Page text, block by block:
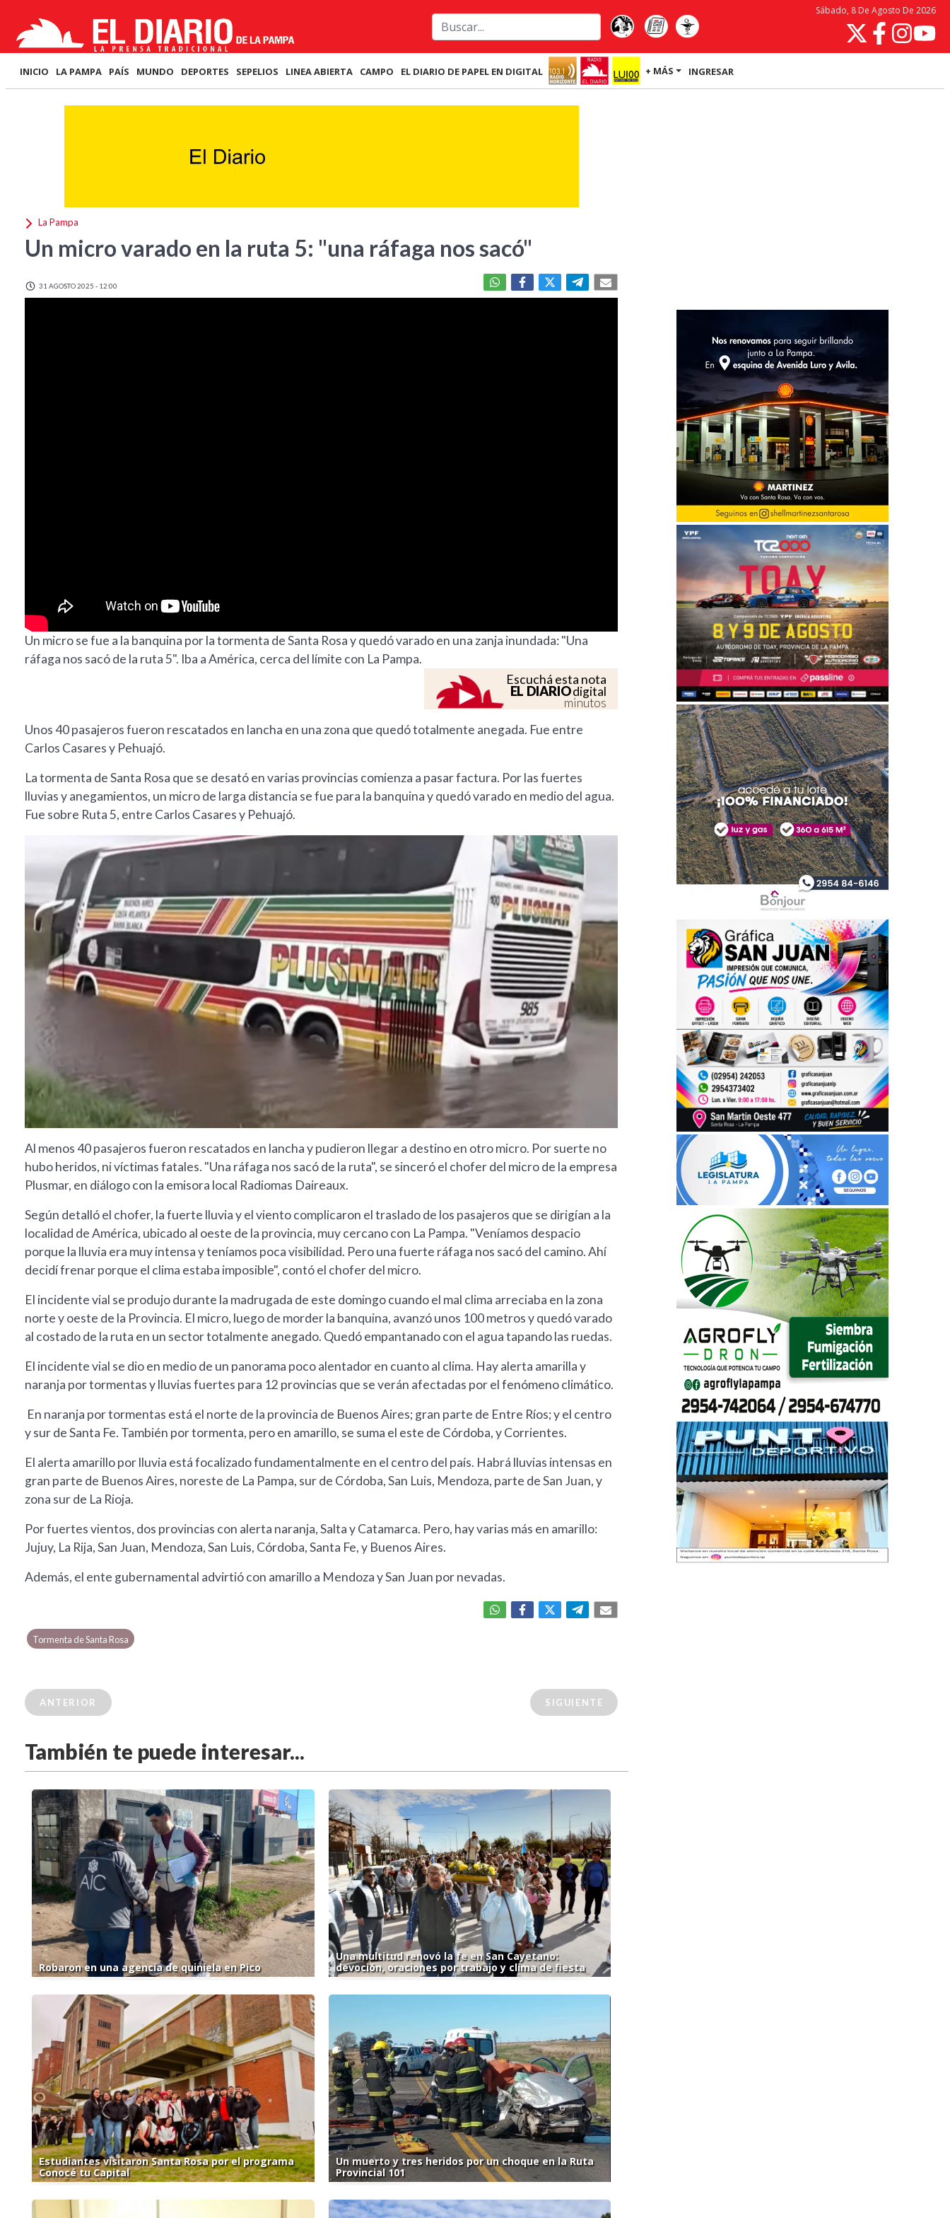
Sábado, 8 De Agosto De 2026
INICIO LA PAMPA PAÍS MUNDO DEPORTES SEPELIOS LINEA ABIERTA CAMPO EL DIARIO DE PAPEL EN DIGITAL + MÁS INGRESAR
La Pampa
Un micro varado en la ruta 5: "una ráfaga nos sacó"
31 AGOSTO 2025 - 12:00
Un micro se fue a la banquina por la tormenta de Santa Rosa y quedó varado en una zanja inundada: "Una
ráfaga nos sacó de la ruta 5". Iba a América, cerca del límite con La Pampa.
Escuchá esta nota
EL DIARIOdigital
minutos
Unos 40 pasajeros fueron rescatados en lancha en una zona que quedó totalmente anegada. Fue entre
Carlos Casares y Pehuajó.
La tormenta de Santa Rosa que se desató en varias provincias comienza a pasar factura. Por las fuertes
lluvias y anegamientos, un micro de larga distancia se fue para la banquina y quedó varado en medio del agua.
Fue sobre Ruta 5, entre Carlos Casares y Pehuajó.
Al menos 40 pasajeros fueron rescatados en lancha y pudieron llegar a destino en otro micro. Por suerte no
hubo heridos, ni víctimas fatales. "Una ráfaga nos sacó de la ruta", se sinceró el chofer del micro de la empresa
Plusmar, en diálogo con la emisora local Radiomas Daireaux.
Según detalló el chofer, la fuerte lluvia y el viento complicaron el traslado de los pasajeros que se dirigían a la
localidad de América, ubicado al oeste de la provincia, muy cercano con La Pampa. "Veníamos despacio
porque la lluvia era muy intensa y teníamos poca visibilidad. Pero una fuerte ráfaga nos sacó del camino. Ahí
decidí frenar porque el clima estaba imposible", contó el chofer del micro.
El incidente vial se produjo durante la madrugada de este domingo cuando el mal clima arreciaba en la zona
norte y oeste de la Provincia. El micro, luego de morder la banquina, avanzó unos 100 metros y quedó varado
al costado de la ruta en un sector totalmente anegado. Quedó empantanado con el agua tapando las ruedas.
El incidente vial se dio en medio de un panorama poco alentador en cuanto al clima. Hay alerta amarilla y
naranja por tormentas y lluvias fuertes para 12 provincias que se verán afectadas por el fenómeno climático.
En naranja por tormentas está el norte de la provincia de Buenos Aires; gran parte de Entre Ríos; y el centro
y sur de Santa Fe. También por tormenta, pero en amarillo, se suma el este de Córdoba, y Corrientes.
El alerta amarillo por lluvia está focalizado fundamentalmente en el centro del país. Habrá lluvias intensas en
gran parte de Buenos Aires, noreste de La Pampa, sur de Córdoba, San Luis, Mendoza, parte de San Juan, y
zona sur de La Rioja.
Por fuertes vientos, dos provincias con alerta naranja, Salta y Catamarca. Pero, hay varias más en amarillo:
Jujuy, La Rija, San Juan, Mendoza, San Luis, Córdoba, Santa Fe, y Buenos Aires.
Además, el ente gubernamental advirtió con amarillo a Mendoza y San Juan por nevadas.
Tormenta de Santa Rosa
ANTERIOR SIGUIENTE
También te puede interesar...
Robaron en una agencia de quiniela en Pico
Una multitud renovó la fe en San Cayetano:
devoción, oraciones por trabajo y clima de fiesta
Estudiantes visitaron Santa Rosa por el programa
Conocé tu Capital
Un muerto y tres heridos por un choque en la Ruta
Provincial 101